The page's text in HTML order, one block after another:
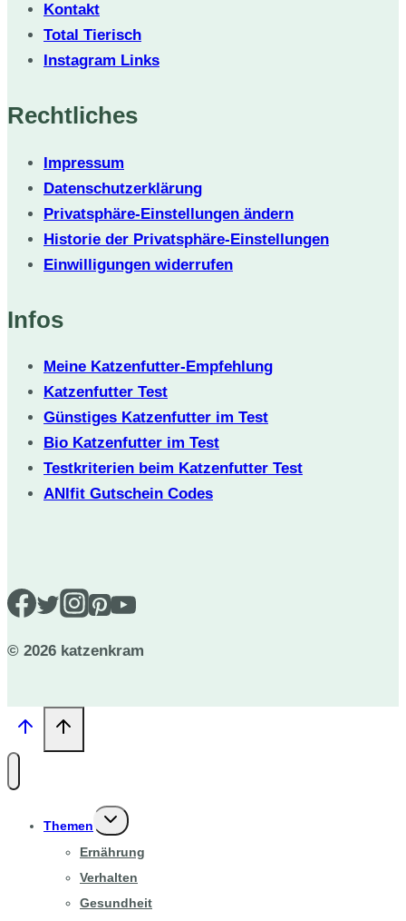
Kontakt
Total Tierisch
Instagram Links
Rechtliches
Impressum
Datenschutzerklärung
Privatsphäre-Einstellungen ändern
Historie der Privatsphäre-Einstellungen
Einwilligungen widerrufen
Infos
Meine Katzenfutter-Empfehlung
Katzenfutter Test
Günstiges Katzenfutter im Test
Bio Katzenfutter im Test
Testkriterien beim Katzenfutter Test
ANIfit Gutschein Codes
© 2026 katzenkram
Themen
Untermenü
umschalten
Ernährung
Verhalten
Gesundheit